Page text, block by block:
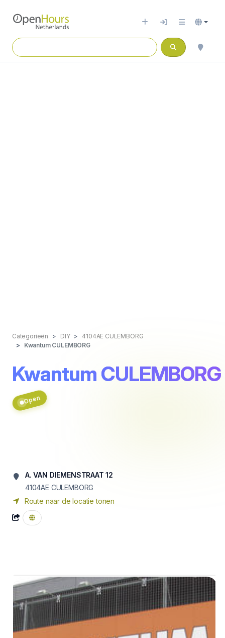
Categorieën DIY
4104AE CULEMBORG
Kwantum CULEMBORG
Kwantum CULEMBORG
Open
A. VAN DIEMENSTRAAT 12
4104AE CULEMBORG
Route naar de locatie tonen